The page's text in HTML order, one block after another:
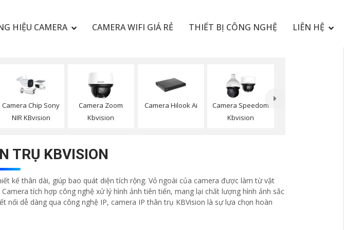
HIỆU CAMERA CAMERA WIFI GIÁ RẺ THIẾT BỊ CÔNG NGHỆ LIÊN HỆ
Camera Chip Sony
NIR KBvision
Camera Zoom
Kbvision
Camera Hilook Ai
Camera Speedom
Kbvision
TRỤ KBVISION
kế thân dài, giúp bao quát diện tích rộng. Vỏ ngoài của camera được làm từ vật
tích hợp công nghệ xử lý hình ảnh tiên tiến, mang lại chất lượng hình ảnh sắc
dễ dàng qua công nghệ IP, camera IP thân trụ KBVision là sự lựa chọn hoàn